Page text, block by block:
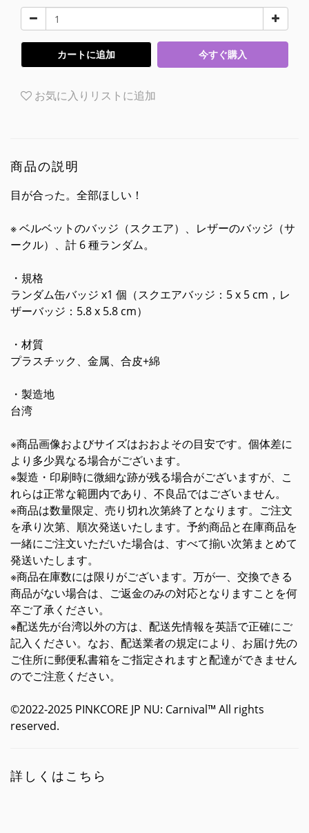
カートに追加 今すぐ購入
お気に入りリストに追加
商品の説明
目が合った。全部ほしい！
※ ベルベットのバッジ（スクエア）、レザーのバッジ（サ
ークル）、計 6 種ランダム。
・規格
ランダム缶バッジ x1 個（スクエアバッジ：5 x 5 cm，レ
ザーバッジ：5.8 x 5.8 cm）
・材質
プラスチック、金属、合皮+綿
・製造地
台湾
※商品画像およびサイズはおおよその目安です。個体差に
より多少異なる場合がございます。
※製造・印刷時に微細な跡が残る場合がございますが、こ
れらは正常な範囲内であり、不良品ではございません。
※商品は数量限定、売り切れ次第終了となります。ご注文
を承り次第、順次発送いたします。予約商品と在庫商品を
一緒にご注文いただいた場合は、すべて揃い次第まとめて
発送いたします。
※商品在庫数には限りがございます。万が一、交換できる
商品がない場合は、ご返金のみの対応となりますことを何
卒ご了承ください。
※配送先が台湾以外の方は、配送先情報を英語で正確にご
記入ください。なお、配送業者の規定により、お届け先の
ご住所に郵便私書箱をご指定されますと配達ができません
のでご注意ください。
©2022-2025 PINKCORE JP NU: Carnival™ All rights
reserved.
詳しくはこちら